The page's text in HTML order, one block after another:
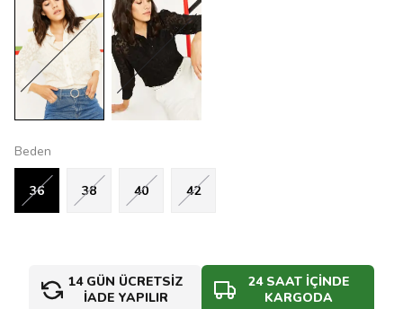
Beden
36 38 40 42
14 GÜN ÜCRETSİZ
İADE YAPILIR
24 SAAT İÇİNDE
KARGODA